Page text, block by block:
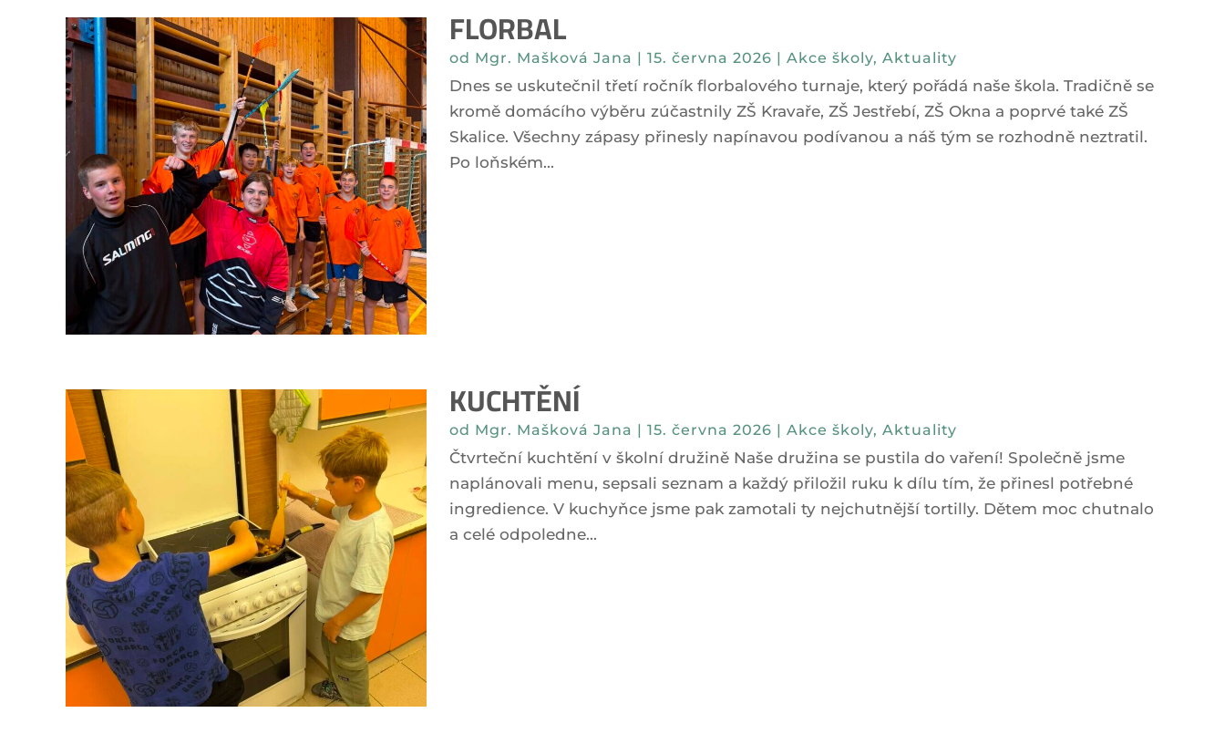
FLORBAL
od Mgr. Mašková Jana | 15. června 2026 | Akce školy, Aktuality
Dnes se uskutečnil třetí ročník florbalového turnaje, který pořádá naše škola. Tradičně se
kromě domácího výběru zúčastnily ZŠ Kravaře, ZŠ Jestřebí, ZŠ Okna a poprvé také ZŠ
Skalice. Všechny zápasy přinesly napínavou podívanou a náš tým se rozhodně neztratil.
Po loňském...
KUCHTĚNÍ
od Mgr. Mašková Jana | 15. června 2026 | Akce školy, Aktuality
Čtvrteční kuchtění v školní družině Naše družina se pustila do vaření! Společně jsme
naplánovali menu, sepsali seznam a každý přiložil ruku k dílu tím, že přinesl potřebné
ingredience. V kuchyňce jsme pak zamotali ty nejchutnější tortilly. Dětem moc chutnalo
a celé odpoledne...